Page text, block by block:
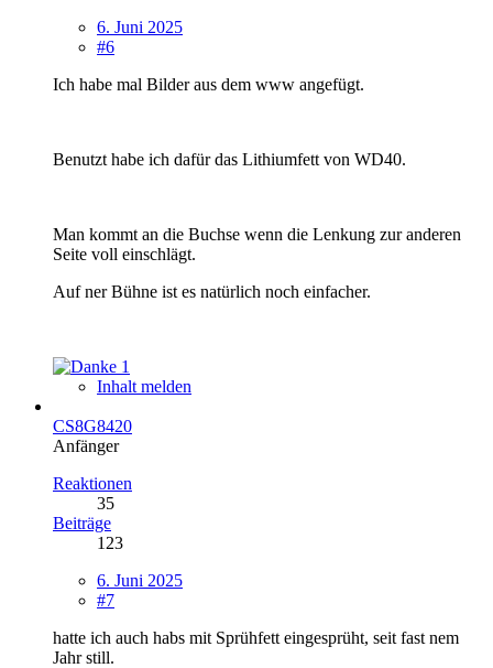
6. Juni 2025
#6
Ich habe mal Bilder aus dem www angefügt.
Benutzt habe ich dafür das Lithiumfett von WD40.
Man kommt an die Buchse wenn die Lenkung zur anderen
Seite voll einschlägt.
Auf ner Bühne ist es natürlich noch einfacher.
1
Inhalt melden
CS8G8420
Anfänger
Reaktionen
35
Beiträge
123
6. Juni 2025
#7
hatte ich auch habs mit Sprühfett eingesprüht, seit fast nem
Jahr still.